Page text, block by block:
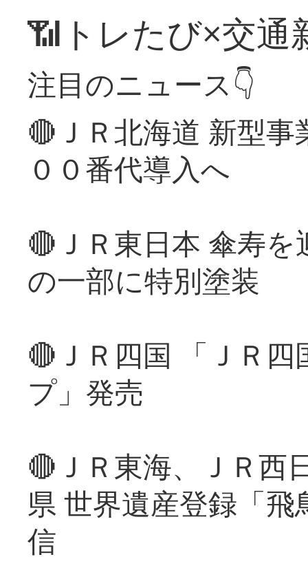
📶トレたび×交通
注目のニュース👇
🔴ＪＲ北海道 新型
００番代導入へ
🔴ＪＲ東日本 傘寿
の一部に特別塗装
🔴ＪＲ四国 「ＪＲ
プ」発売
🔴ＪＲ東海、ＪＲ西
県 世界遺産登録「
信